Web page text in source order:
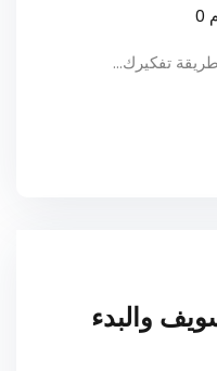
والبدء